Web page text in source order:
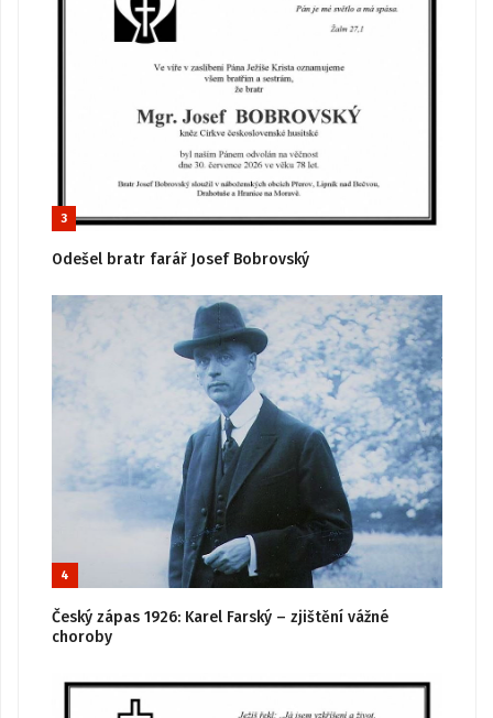
3
Odešel bratr farář Josef Bobrovský
4
Český zápas 1926: Karel Farský – zjištění vážné
choroby